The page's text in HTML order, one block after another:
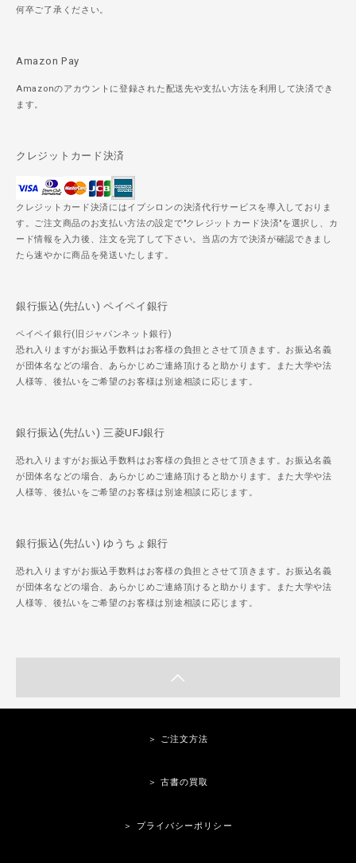
何卒ご了承ください。
Amazon Pay
Amazonのアカウントに登録された配送先や支払い方法を利用して決済でき
ます。
クレジットカード決済
クレジットカード決済にはイプシロンの決済代行サービスを導入しておりま
す。ご注文商品のお支払い方法の設定で"クレジットカード決済"を選択し、カ
ード情報を入力後、注文を完了して下さい。当店の方で決済が確認できまし
たら速やかに商品を発送いたします。
銀行振込(先払い) ペイペイ銀行
ペイペイ銀行(旧ジャパンネット銀行)
恐れ入りますがお振込手数料はお客様の負担とさせて頂きます。お振込名義
が団体名などの場合、あらかじめご連絡頂けると助かります。また大学や法
人様等、後払いをご希望のお客様は別途相談に応じます。
銀行振込(先払い) 三菱UFJ銀行
恐れ入りますがお振込手数料はお客様の負担とさせて頂きます。お振込名義
が団体名などの場合、あらかじめご連絡頂けると助かります。また大学や法
人様等、後払いをご希望のお客様は別途相談に応じます。
銀行振込(先払い) ゆうちょ銀行
恐れ入りますがお振込手数料はお客様の負担とさせて頂きます。お振込名義
が団体名などの場合、あらかじめご連絡頂けると助かります。また大学や法
人様等、後払いをご希望のお客様は別途相談に応じます。
＞ ご注文方法
＞ 古書の買取
＞ プライバシーポリシー